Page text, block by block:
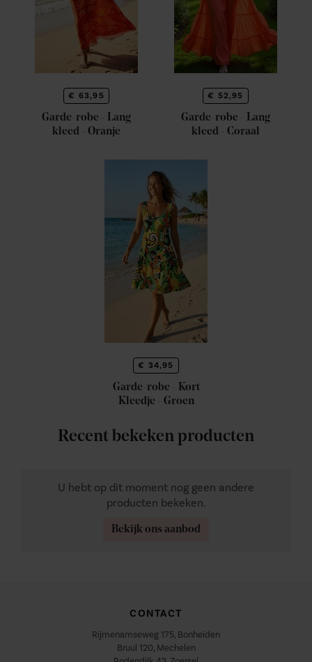
€ 63,95
Garde-robe - Lang
kleed - Oranje
€ 52,95
Garde-robe - Lang
kleed - Coraal
€ 34,95
Garde-robe - Kort
Kleedje - Groen
Recent bekeken producten
U hebt op dit moment nog geen andere
producten bekeken.
Bekijk ons aanbod
CONTACT
Rijmenamseweg 175, Bonheiden
Bruul 120, Mechelen